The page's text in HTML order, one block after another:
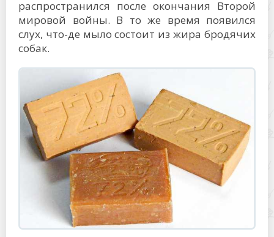
распространился после окончания Второй
мировой войны. В то же время появился
слух, что-де мыло состоит из жира бродячих
собак.